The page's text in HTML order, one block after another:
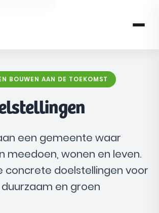
BOUWEN AAN DE TOEKOMST
een gemeente waar
meedoen, wonen en leven.
concrete doelstellingen voor
en groen